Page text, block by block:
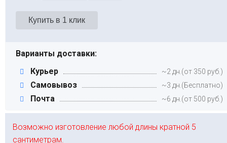
Варианты доставки:
Курьер
~2 дн.(от 350 руб.)
Самовывоз ~3 дн.(Бесплатно)
Почта ~6 дн.(от 500 руб.)
Возможно изготовление любой длины кратной 5
сантиметрам.